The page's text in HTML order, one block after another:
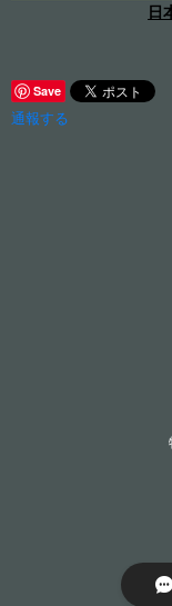
日
Save
通報する